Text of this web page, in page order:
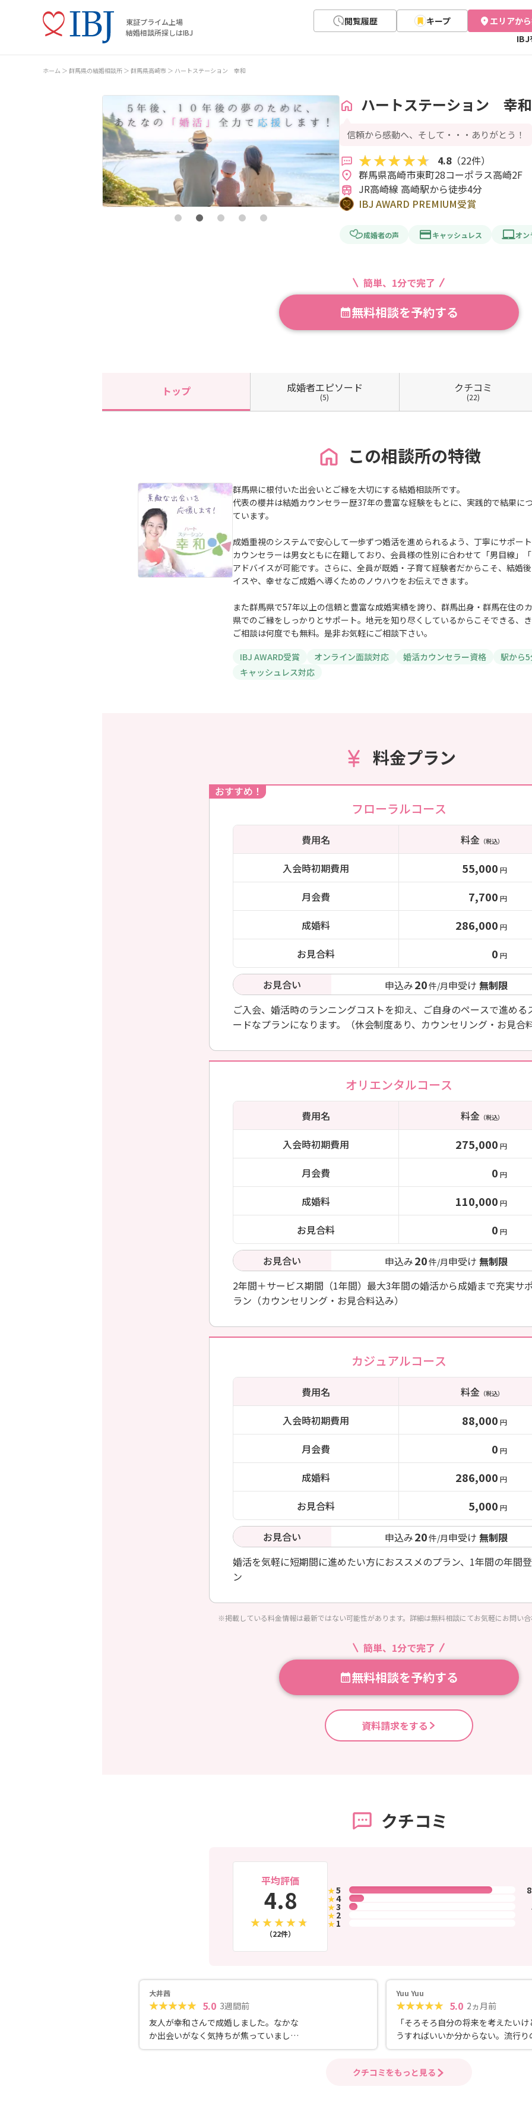
東証プライム上場
結婚相談所探しはIBJ
閲覧履歴 キープ
エリアか
IBJ
ホーム 群馬県の結婚相談所 群馬県高崎市 ハートステーション 幸和
ハートステーション 幸和
信頼から感動へ、そして・・・ありがとう！
4.8（22件）
JR高崎線 高崎駅から徒歩4分
IBJ AWARD PREMIUM受賞
成婚者の声 キャッシュレス オン
簡単、1分で完了
無料相談を予約する
トップ 成婚者エピソード
(5)
クチコミ
(22)
この相談所の特徴
群馬県に根付いた出会いとご縁を大切にする結婚相談所です。
代表の櫻井は結婚カウンセラー歴37年の豊富な経験をもとに、実践的で結果に
ています。
成婚重視のシステムで安心して一歩ずつ婚活を進められるよう、丁寧にサポー
カウンセラーは男女ともに在籍しており、会員様の性別に合わせて「男目線」
アドバイスが可能です。さらに、全員が既婚・子育て経験者だからこそ、結婚
イスや、幸せなご成婚へ導くためのノウハウをお伝えできます。
また群馬県で57年以上の信頼と豊富な成婚実績を誇り、群馬出身・群馬在住の
県でのご縁をしっかりとサポート。地元を知り尽くしているからこそできる、
ご相談は何度でも無料。是非お気軽にご相談下さい。
IBJ AWARD受賞
オンライン面談対応 婚活カウンセラー資格
駅から
キャッシュレス対応
料金プラン
おすすめ！
フローラルコース
費用名 料金（税込）
入会時初期費用 55,000 円
月会費 7,700 円
成婚料 286,000 円
お見合料 0 円
お見合い 申込み20件/月申受け 無制限
ご入会、婚活時のランニングコストを抑え、ご自身のペースで進める
ードなプランになります。（休会制度あり、カウンセリング・お見合
オリエンタルコース
費用名 料金（税込）
入会時初期費用 275,000 円
月会費 0 円
成婚料 110,000 円
お見合料 0 円
お見合い 申込み20件/月申受け 無制限
2年間＋サービス期間（1年間）最大3年間の婚活から成婚まで充実サ
ラン（カウンセリング・お見合料込み）
カジュアルコース
費用名 料金（税込）
入会時初期費用 88,000 円
月会費 0 円
成婚料 286,000 円
お見合料 5,000 円
お見合い 申込み20件/月申受け 無制限
婚活を気軽に短期間に進めたい方におススメのプラン、1年間の年間
ン
※掲載している料金情報は最新ではない可能性があります。詳細は無料相談にてお気軽にお問い
簡単、1分で完了
無料相談を予約する
資料請求をする
クチコミ
平均評価
4.8
（22件）
★5
★4
★3
★2
★1
大井茜
5.0 3週間前
友人が幸和さんで成婚しました。なかな
か出会いがなく気持ちが焦っていました
が幸和さんの落ち着いた環境でお話しを
Yuu Yuu
5.0 2ヵ月前
「そろそろ自分の将来を考えたいけ
うすればいいか分からない。流行り
ッチングアプリは少し不安……」
トしてくださった幸和さんには心か
クチコミをもっと見る